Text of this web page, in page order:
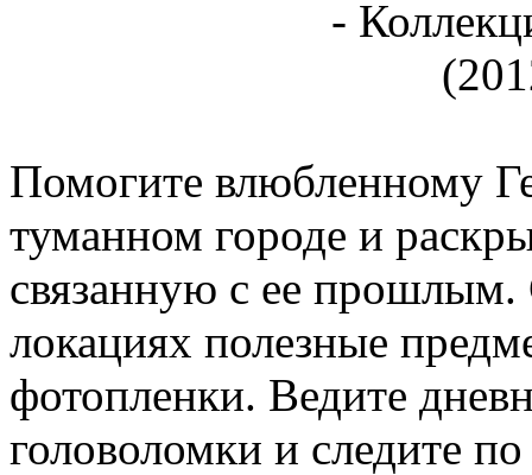
Помогите влюбленному
туманном городе и
связанную с ее
локациях полезные
фотопленки. Ведите
головоломки и следите